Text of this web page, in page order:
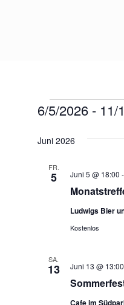
6/5/2026 - 11/
wählen.
Juni 2026
FR.
5 Juni 5 @ 18:00 -
Ludwigs Bier
Kostenlos
SA.
13 Juni 13 @ 13:00
Cafe im